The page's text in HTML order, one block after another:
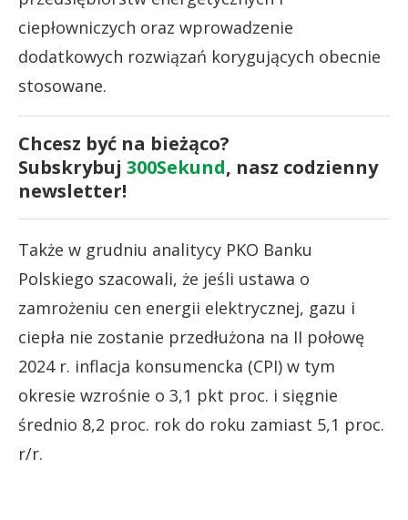
ciepłowniczych oraz wprowadzenie
dodatkowych rozwiązań korygujących obecnie
stosowane.
Chcesz być na bieżąco?
Subskrybuj 300Sekund, nasz codzienny
newsletter!
Także w grudniu analitycy PKO Banku
Polskiego szacowali, że jeśli ustawa o
zamrożeniu cen energii elektrycznej, gazu i
ciepła nie zostanie przedłużona na II połowę
2024 r. inflacja konsumencka (CPI) w tym
okresie wzrośnie o 3,1 pkt proc. i sięgnie
średnio 8,2 proc. rok do roku zamiast 5,1 proc.
r/r.